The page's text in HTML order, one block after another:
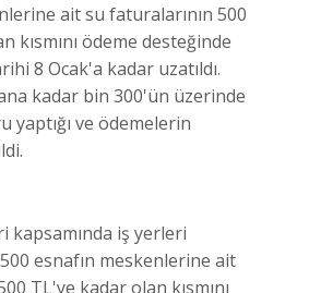
ait su faturalarının 500
kısmını ödeme desteğinde
8 Ocak'a kadar uzatıldı.
kadar bin 300'ün üzerinde
yaptığı ve ödemelerin
kapsamında iş yerleri
esnafın meskenlerine ait
TL'ye kadar olan kısmını